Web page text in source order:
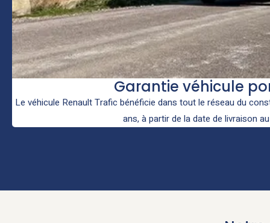
Garantie véhicule
Le véhicule Renault Trafic bénéficie dans tout le réseau du
ans, à partir de la date de livraison